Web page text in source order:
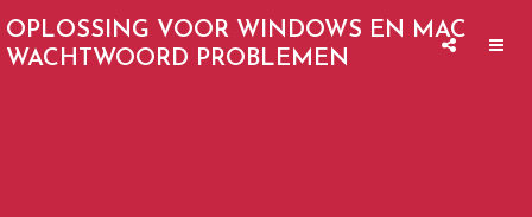
OPLOSSING VOOR WINDOWS EN MAC
WACHTWOORD PROBLEMEN